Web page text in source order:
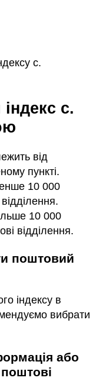
с.
від
пункті.
10 000
10 000
відділення.
індексу в
вибрати